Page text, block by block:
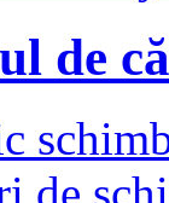
de
de